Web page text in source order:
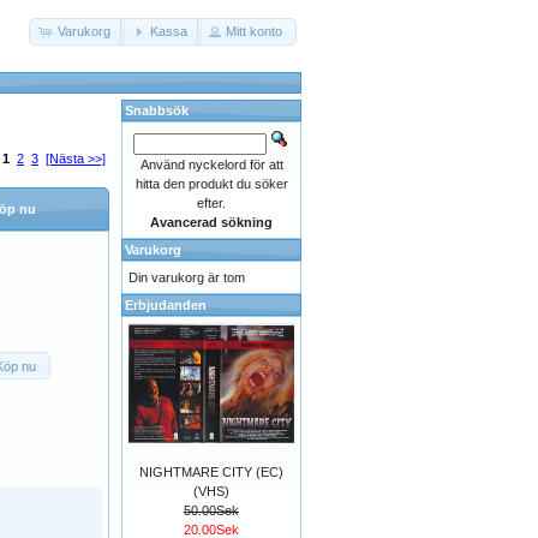
Varukorg Kassa Mitt konto
1 2 3 [Nästa >>]
nu
nu
Snabbsök
Använd nyckelord för att
hitta den produkt du söker
efter.
Avancerad sökning
Varukorg
Din varukorg är tom
Erbjudanden
NIGHTMARE CITY (EC)
(VHS)
50.00Sek
20.00Sek